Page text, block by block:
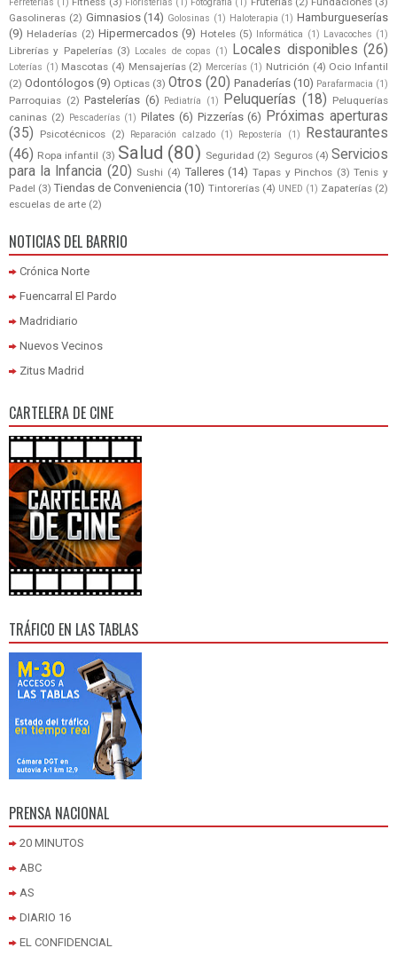
Ferreterías (1) Floristerías (1) Fotografía (1)
Gasolineras (2) Gimnasios (14) Golosinas (1) Haloterapia (1) Hamburgueserías
(9) Heladerías (2) Hipermercados (9) Hoteles (5) Informática (1) Lavacoches (1)
Librerías y Papelerías (3) Locales de copas (1) Locales disponibles (26)
Loterías (1) Mascotas (4) Mensajerías (2) Mercerías (1) Nutrición (4) Ocio Infantil
(2) Odontólogos (9) Opticas (3) Otros (20) Panaderías (10) Parafarmacia (1)
Parroquias (2) Pastelerías (6) Pediatría (1) Peluquerías (18) Peluquerías
caninas (2) Pescaderías (1) Pilates (6) Pizzerías (6) Próximas aperturas
(35)
Psicotécnicos (2) Reparación calzado (1) Repostería (1)
Restaurantes
(46) Ropa infantil (3) Salud (80) Seguridad (2) Seguros (4) Servicios
para la Infancia (20) Sushi (4) Talleres (14) Tapas y Pinchos (3) Tenis y
Padel (3) Tiendas de Conveniencia (10) Tintorerías (4) UNED (1) Zapaterías (2)
escuelas de arte (2)
NOTICIAS DEL BARRIO
Crónica Norte
Fuencarral El Pardo
Madridiario
Nuevos Vecinos
Zitus Madrid
CARTELERA DE CINE
TRÁFICO EN LAS TABLAS
PRENSA NACIONAL
20 MINUTOS
ABC
AS
DIARIO 16
EL CONFIDENCIAL